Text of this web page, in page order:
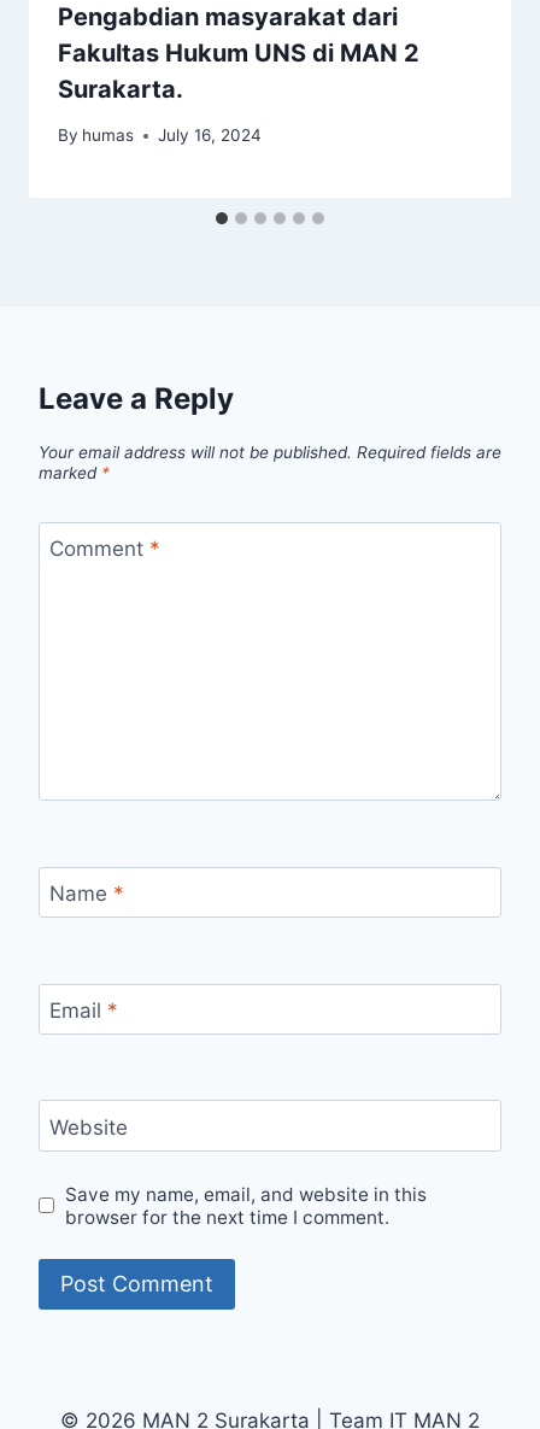
Pengabdian masyarakat dari
Fakultas Hukum UNS di MAN 2
Surakarta.
By humas July 16, 2024
Leave a Reply
Your email address will not be published. Required fields are
marked *
Comment *
Name *
Email *
Website
Save my name, email, and website in this
browser for the next time I comment.
© 2026 MAN 2 Surakarta | Team IT MAN 2